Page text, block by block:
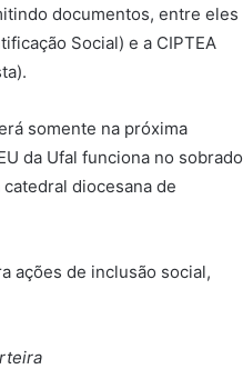
documentos, entre eles
Social) e a CIPTEA
somente na próxima
da Ufal funciona no sobrado
diocesana de
ações de inclusão social,